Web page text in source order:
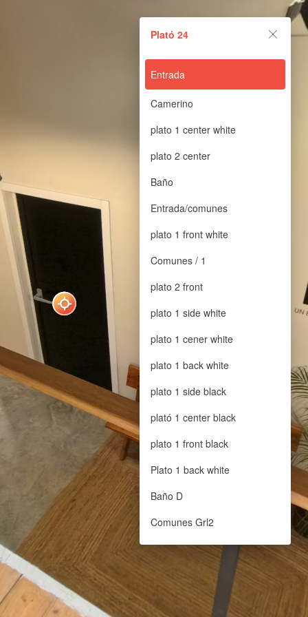
Plató 24
Entrada
Camerino
plato 1 center white
plato 2 center
Baño
Entrada/comunes
plato 1 front white
Comunes / 1
plato 2 front
plato 1 side white
plato 1 cener white
plato 1 back white
plato 1 side black
plató 1 center black
plato 1 front black
Plato 1 back white
Baño D
Comunes Grl2
Comunes Grl
Entrada bajo
Plató2 - back